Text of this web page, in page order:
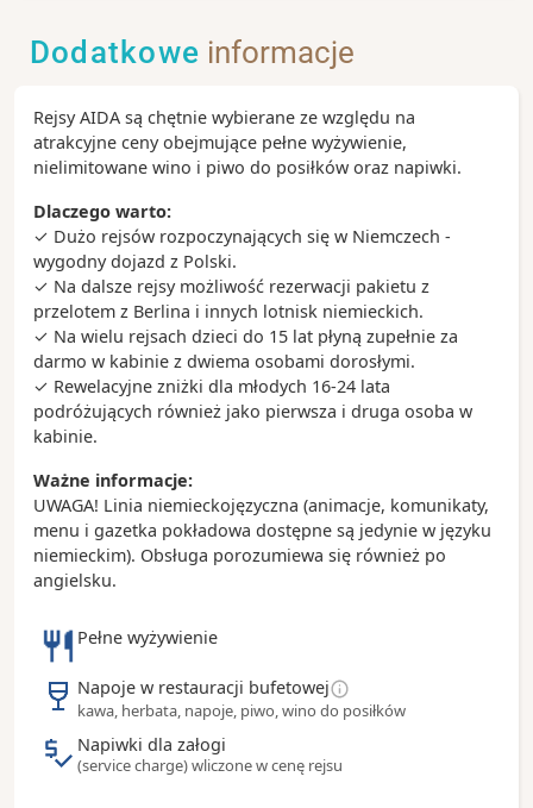
atmosferę stolicy Katalonii.
Zobacz koniecznie:
- deptak La Rambla i dzielnica Barri Gotic
- unikatowy Park Güell
- katedra Sagrada Familia
- wzgórze Montjuïc - wybierz spacer lub wjazd
kolejką linową aby rozkoszować się najpiękniejszym
widokiem na Barcelonę
Ciekawostki:
- tapas są idealne na mniejszy i większy głód - do
wyboru są patatas bravas (pieczone ziemniaki),
sardynki, mule i wiele innych minidań idealnych do
dzielenia się
- inne przysmaki to podsuszana szynka iberico i
a na deser polecamy klasyczne churros lub crema
catalana
Dodatkowe informacje
Rejsy AIDA są chętnie wybierane ze względu na
atrakcyjne ceny obejmujące pełne wyżywienie,
nielimitowane wino i piwo do posiłków oraz napiwki.
Dlaczego warto:
✓ Dużo rejsów rozpoczynających się w Niemczech -
wygodny dojazd z Polski.
✓ Na dalsze rejsy możliwość rezerwacji pakietu z
przelotem z Berlina i innych lotnisk niemieckich.
✓ Na wielu rejsach dzieci do 15 lat płyną zupełnie za
darmo w kabinie z dwiema osobami dorosłymi.
✓ Rewelacyjne zniżki dla młodych 16-24 lata
podróżujących również jako pierwsza i druga osoba w
kabinie.
Ważne informacje:
UWAGA! Linia niemieckojęzyczna (animacje, komunikaty,
menu i gazetka pokładowa dostępne są jedynie w języku
niemieckim). Obsługa porozumiewa się również po
angielsku.
Pełne wyżywienie
Napoje w restauracji bufetowej
kawa, herbata, napoje, piwo, wino do posiłków
Napiwki dla załogi
(service charge) wliczone w cenę rejsu